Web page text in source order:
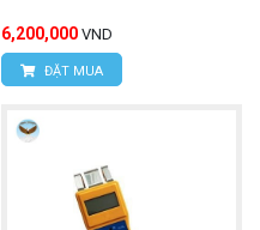
6,200,000 VND
ĐẶT MUA